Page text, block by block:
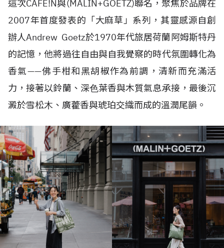
這次CAFE!N與(MALIN+GOETZ)聯名，聚焦於品牌在
2007年首度發表的「大麻草」系列，其靈感源自創
辦⼈Andrew Goetz於1970年代旅居荷蘭阿姆斯特丹
的記憶，他將過往⾃由與⾃我覺察的時代氛圍轉化為
香氣——佛手柑和黑胡椒作為前調，清新而充滿活
力，接著以鈴蘭、深⾊葉香與木質氣息承接，最後沉
澱於雪松⽊、廣藿香與琥珀交織而成的溫潤尾韻。